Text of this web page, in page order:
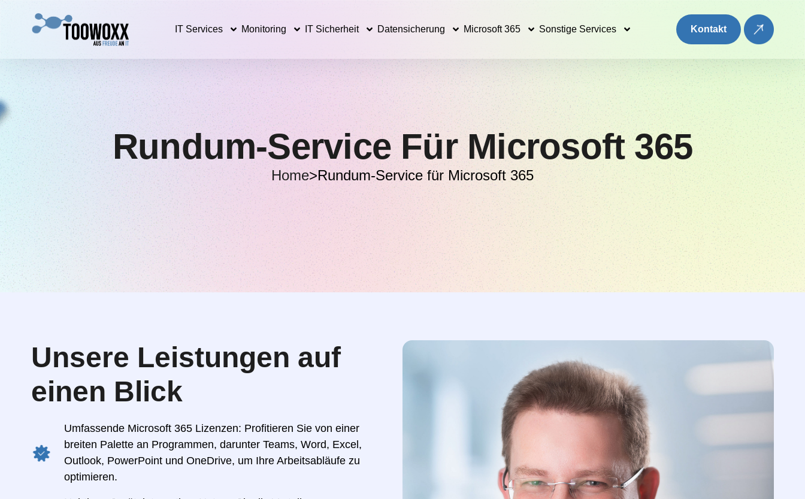
IT Services Monitoring IT Sicherheit Datensicherung Microsoft 365 Sonstige Services Kontakt
Rundum-Service Für Microsoft 365
Home>Rundum-Service für Microsoft 365
Unsere Leistungen auf
einen Blick
Umfassende Microsoft 365 Lizenzen: Profitieren Sie von einer
breiten Palette an Programmen, darunter Teams, Word, Excel,
Outlook, PowerPoint und OneDrive, um Ihre Arbeitsabläufe zu
optimieren.